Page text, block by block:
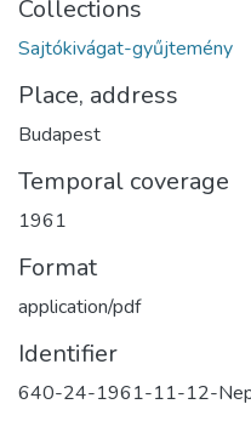
Collections
Sajtókivágat-gyűjtemény
Place, address
Budapest
Temporal coverage
1961
Format
application/pdf
Identifier
640-24-1961-11-12-